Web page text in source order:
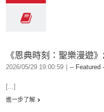
《恩典時刻：聖樂漫遊
2026/05/29 19:00:59 -- Featured
[...]
進一步了解